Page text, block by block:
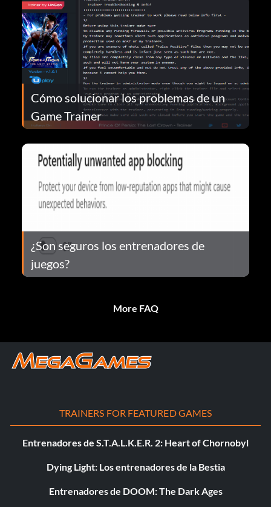
Cómo solucionar los problemas de un
Game Trainer
¿Son seguros los entrenadores de
juegos?
More FAQ
TRAINERS FOR FEATURED GAMES
Entrenadores de S.T.A.L.K.E.R. 2: Heart of Chornobyl
Dying Light: Los entrenadores de la Bestia
Entrenadores de DOOM: The Dark Ages